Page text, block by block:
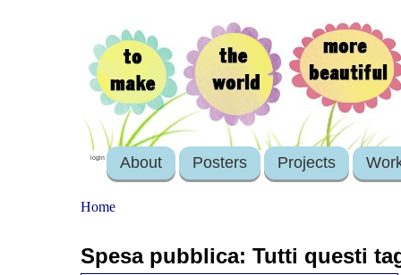
login About Posters Projects
Home
Spesa pubblica: Tutti questi